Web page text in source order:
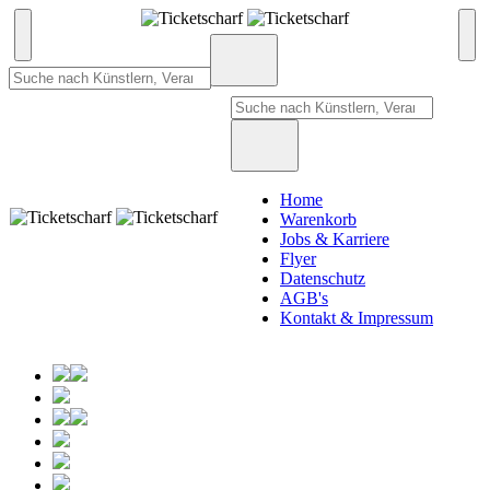
Home
Warenkorb
Jobs & Karriere
Flyer
Datenschutz
AGB's
Kontakt & Impressum